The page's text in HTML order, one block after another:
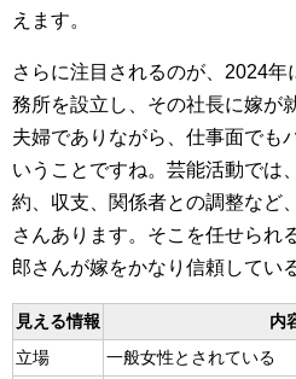
えます。
さらに注目されるのが、2024
務所を設立し、その社長に嫁が
夫婦でありながら、仕事面でも
いうことですね。芸能活動では
約、収支、関係者との調整など
さんあります。そこを任せられ
郎さんが嫁をかなり信頼してい
見える情報
内
立場
一般女性とされている